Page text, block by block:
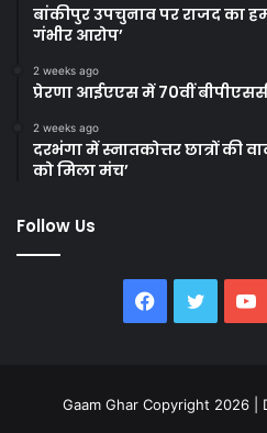
बांकीपुर उपचुनाव पर राजद का
गंभीर आरोप’
2 weeks ago
प्रेरणा आईएएस में 70वीं
2 weeks ago
दरभंगा में स्नातकोत्तर छात्रों की
को मिला मंच’
Follow Us
Facebook
Twitter
Gaam Ghar Copyright 2026 |